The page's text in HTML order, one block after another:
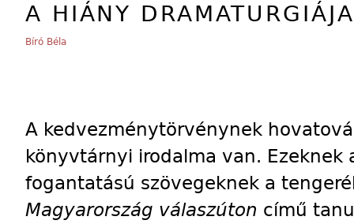
A HIÁNY DRAMATURGIÁJA
Bíró Béla
A kedvezménytörvénynek
könyvtárnyi irodalma van. Ezeknek
fogantatású szövegeknek a
Magyarország válaszúton című